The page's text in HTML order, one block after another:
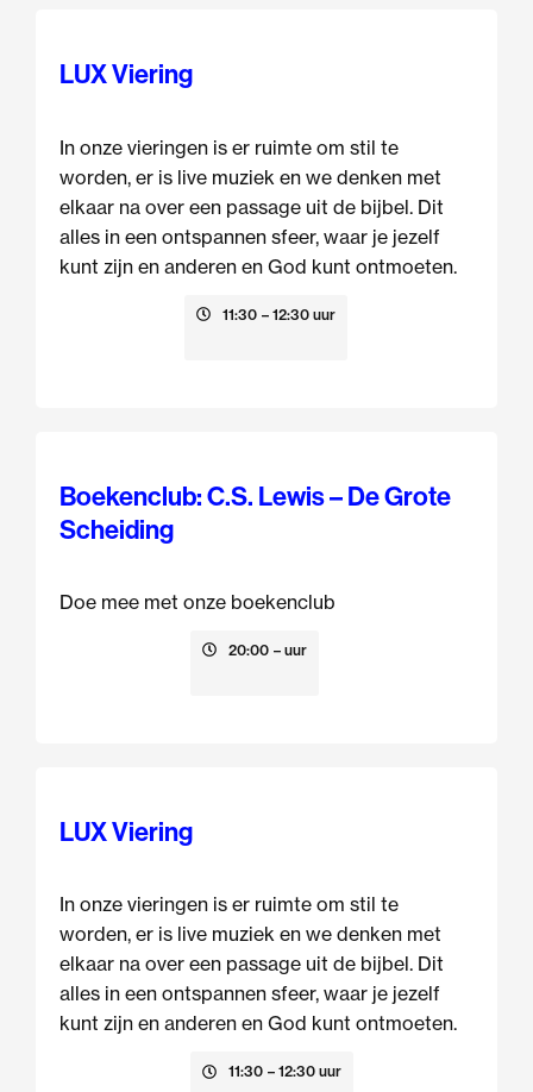
LUX Viering
In onze vieringen is er ruimte om stil te
worden, er is live muziek en we denken met
elkaar na over een passage uit de bijbel. Dit
alles in een ontspannen sfeer, waar je jezelf
kunt zijn en anderen en God kunt ontmoeten.
11:30 – 12:30 uur
Boekenclub: C.S. Lewis – De Grote
Scheiding
Doe mee met onze boekenclub
20:00 – uur
LUX Viering
In onze vieringen is er ruimte om stil te
worden, er is live muziek en we denken met
elkaar na over een passage uit de bijbel. Dit
alles in een ontspannen sfeer, waar je jezelf
kunt zijn en anderen en God kunt ontmoeten.
11:30 – 12:30 uur